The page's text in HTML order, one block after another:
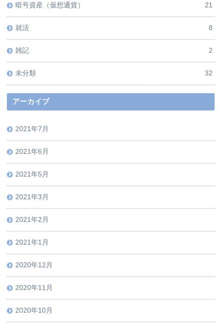
暗号資産（仮想通貨） 21
就活 8
雑記 2
未分類 32
アーカイブ
2021年7月
2021年6月
2021年5月
2021年3月
2021年2月
2021年1月
2020年12月
2020年11月
2020年10月